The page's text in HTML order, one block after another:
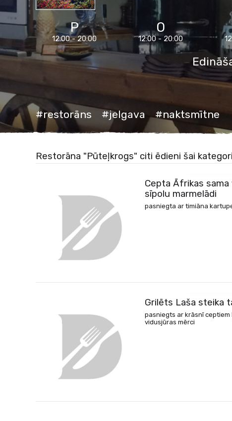
P
12:00 - 20:00
O
12:00 - 20:00
#restorāns #jelgava #naktsmītne
Restorāna "Pūteļkrogs" citi ēdieni šai
Cepta Āfrikas
sīpolu marmelādi
pasniegta ar timiāna
Grilēts Laša steika
pasniegts ar krāsnī
vidusjūras mērci